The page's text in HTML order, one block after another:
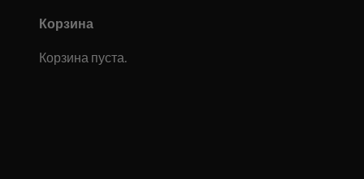
Корзина
Корзина пуста.